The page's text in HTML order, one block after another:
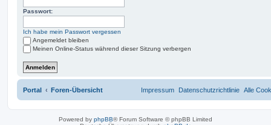
Passwort:
Ich habe mein Passwort vergessen
Angemeldet bleiben
Meinen Online-Status während dieser Sitzung verbergen
Portal Foren-Übersicht Alle
Datenschutzrichtlinie
Impressum
Powered by phpBB® Forum Software © phpBB Limited